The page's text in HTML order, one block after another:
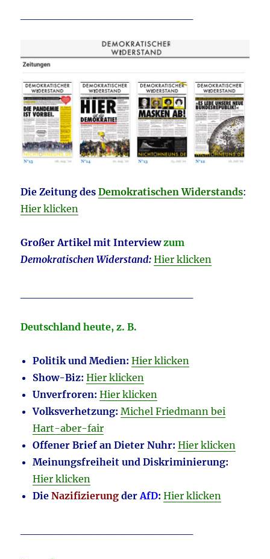
Die Zeitung desDemokratischen Widerstands:
Hier klicken
Großer Artikel mit Interviewzum
Demokratischen Widerstand:Hier klicken
Deutschland heute, z. B.
Politik und Medien: Hier klicken
Show-Biz: Hier klicken
Unverfroren: Hier klicken
Volksverhetzung: Michel Friedmann bei
Hart-aber-fair
Offener Brief an Dieter Nuhr: Hier klicken
Meinungsfreiheit und Diskriminierung:
Hier klicken
DieNazifizierung derAfD:Hier klicken